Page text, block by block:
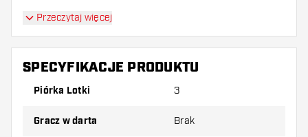
Dartshopper tip!
Upewnij się, że masz pod ręką dużo piórek i
shaftów. Mogą one zostać uszkodzone lub
Wypróbuj inny kształt, materiał lub grubość
Przeczytaj więcej
SPECYFIKACJE PRODUKTU
Piórka Lotki 3
Gracz w darta Brak